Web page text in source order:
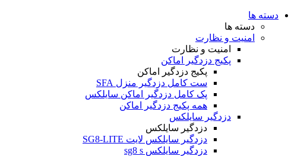
دسته ها
دسته ها
امنیت و نظارت
امنیت و نظارت
پکیج دزدگیر اماکن
پکیج دزدگیر اماکن
ست کامل دزدگیر منزل SFA
پک کامل دزدگیر اماکن سایلکس
همه پکیج دزدگیر اماکن
دزدگیر سایلکس
دزدگیر سایلکس
دزدگیر سایلکس لایت SG8-LITE
دزدگیر سایلکس sg8 s